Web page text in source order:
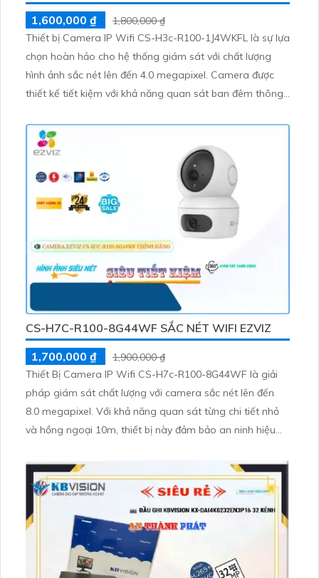
1,600,000 ₫
1,800,000 ₫
Thiết bị Camera IP Wifi CS-H3c-R100-1J4WKFL là sự lựa
chọn hoàn hảo cho hệ thống giám sát với chất lượng
hình ảnh sắc nét lên đến 4.0 megapixel. Camera được
thiết kế tiết kiệm với khả năng quan sát ban đêm thông
được trang bị công nghệ IP Wifi tiên tiến, không giảm
chất lượng dù kết nối không dây
CS-H7C-R100-8G44WF SẮC NÉT WIFI EZVIZ
1,700,000 ₫
1,900,000 ₫
Thiết Bị Camera IP Wifi CS-H7c-R100-8G44WF là giải
pháp giám sát chất lượng với camera sắc nét lên đến
8.0 megapixel. Với khả năng quan sát từng chi tiết nhỏ
và hồng ngoại 10m, thiết bị này đảm bảo an ninh hiệu
nghệ IP Wifi tiên tiến, không giảm chất lượng hình ảnh